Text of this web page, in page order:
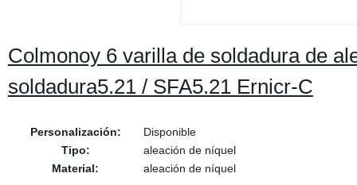
Colmonoy 6 varilla de soldadura de
soldadura5.21 / SFA5.21 Ernicr-C
Personalización:
Disponible
Tipo:
aleación de níquel
Material:
aleación de níquel